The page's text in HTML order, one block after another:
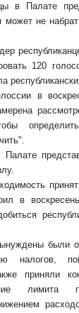
в Палате
может не
120
в
в
были
налогов,
приняли
лимита